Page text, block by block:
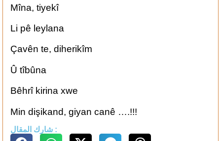
‏Mîna, tiyekî
‏Li pê leylana
‏Çavên te, diherikîm
‏Û tîbûna
‏Bêhrî kirina xwe
‏Min dişikand, giyan canê ….!!!
شارك المقال :